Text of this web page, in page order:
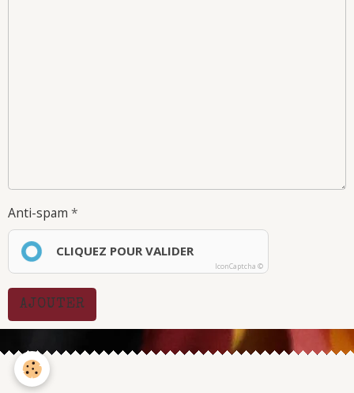
Anti-spam
CLIQUEZ POUR VALIDER
IconCaptcha ©
AJOUTER